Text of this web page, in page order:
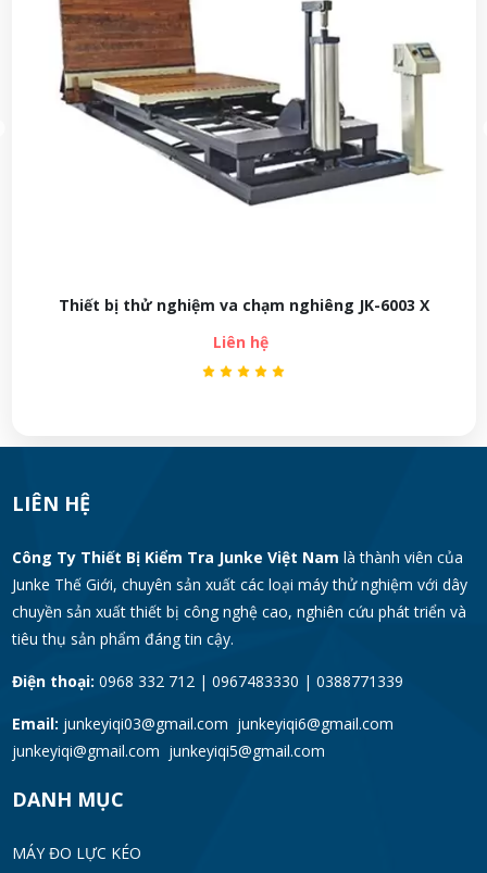
Thiết bị thử nghiệm va chạm nghiêng JK-6003 X
Liên hệ
LIÊN HỆ
Công Ty Thiết Bị Kiểm Tra Junke Việt Nam là thành viên của
Junke Thế Giới, chuyên sản xuất các loại máy thử nghiệm với dây
chuyền sản xuất thiết bị công nghệ cao, nghiên cứu phát triển và
tiêu thụ sản phẩm đáng tin cậy.
Điện thoại: 0968 332 712 | 0967483330 | 0388771339
Email: junkeyiqi03@gmail.com junkeyiqi6@gmail.com
junkeyiqi@gmail.com junkeyiqi5@gmail.com
DANH MỤC
MÁY ĐO LỰC KÉO